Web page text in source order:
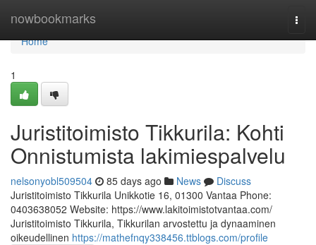
nowbookmarks
Home
Home
1
Juristitoimisto Tikkurila: Kohti
Onnistumista lakimiespalvelu
nelsonyobl509504 85 days ago News
Discuss
Juristitoimisto Tikkurila Unikkotie 16, 01300 Vantaa Phone:
0403638052 Website: https://www.lakitoimistotvantaa.com/
Juristitoimisto Tikkurila, Tikkurilan arvostettu ja dynaaminen
oikeudellinen https://mathefnqy338456.ttblogs.com/profile